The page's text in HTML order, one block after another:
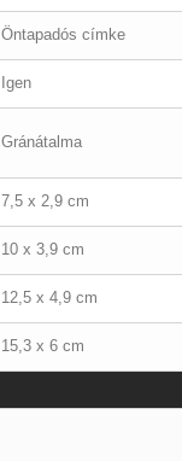
Öntapadós címke
Igen
Gránátalma
7,5 x 2,9 cm
10 x 3,9 cm
12,5 x 4,9 cm
15,3 x 6 cm